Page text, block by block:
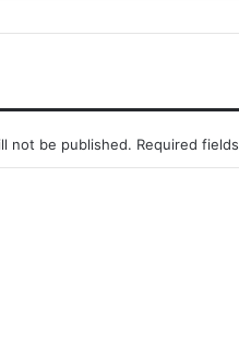
not be published. Required